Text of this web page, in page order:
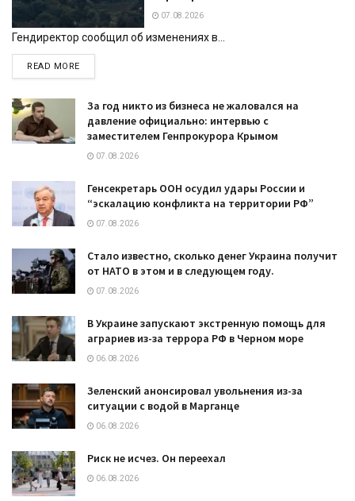
07.08.2026
Гендиректор сообщил об изменениях в...
READ MOREDETAILS
За год никто из бизнеса не жаловался на
давление официально: интервью с
заместителем Генпрокурора Крымом
07.08.2026
Генсекретарь ООН осудил удары России и
“эскалацию конфликта на территории РФ”
07.08.2026
Стало известно, сколько денег Украина получит
от НАТО в этом и в следующем году.
07.08.2026
В Украине запускают экстренную помощь для
аграриев из-за террора РФ в Черном море
06.08.2026
Зеленский анонсировал увольнения из-за
ситуации с водой в Марганце
06.08.2026
Риск не исчез. Он переехал
06.08.2026